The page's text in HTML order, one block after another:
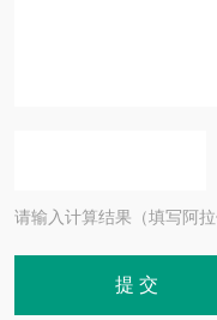
请输入计算结果（填写阿